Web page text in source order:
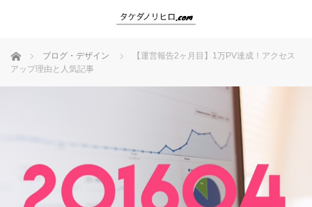
ホーム ブログ・デザイン
【運営報告2ヶ月目】1万PV達成！アクセス
アップ理由と人気記事